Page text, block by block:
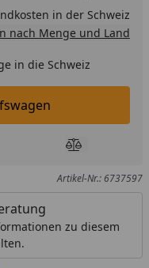
in der Schweiz
nach Menge und Land
in die Schweiz
Einkaufswagen legen
hinzufügenProdukt
Artikel-Nr.: 6737597
zu diesem